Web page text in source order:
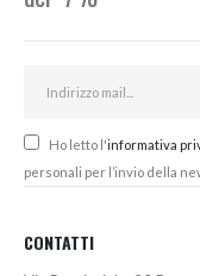
Ho letto l'informativa
personali per l’invio della
CONTATTI